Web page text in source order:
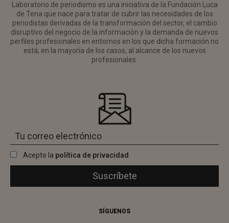
Laboratorio de periodismo es una iniciativa de la Fundación Luca
de Tena que nace para tratar de cubrir las necesidades de los
periodistas derivadas de la transformación del sector, el cambio
disruptivo del negocio de la información y la demanda de nuevos
perfiles profesionales en entornos en los que dicha formación no
está, en la mayoría de los casos, al alcance de los nuevos
profesionales.
Acepto la política de privacidad
SÍGUENOS